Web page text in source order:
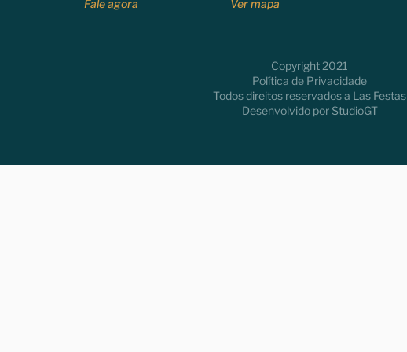
Fale agora Ver mapa
Copyright 2021
Política de Privacidade
Todos direitos reservados a Las Festas
Desenvolvido por StudioGT